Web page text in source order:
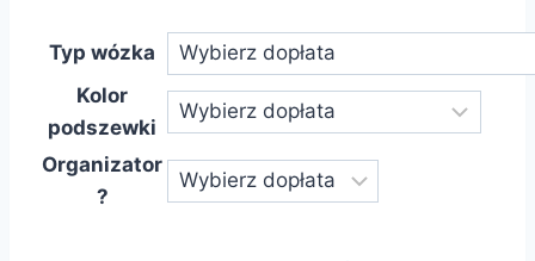
Typ wózka
Kolor
podszewki
Organizator
?